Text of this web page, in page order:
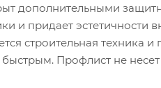
дополнительными
и придает эстетичности
строительная техника
Профлист не несет